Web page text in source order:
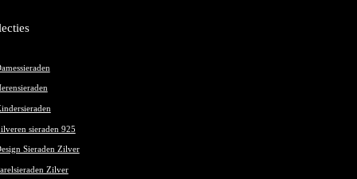
sieraden 925
Sieraden Zilver
Zilver